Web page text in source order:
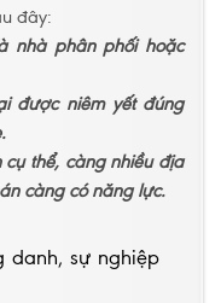
đây:
nhà phân phối hoặc
được niêm yết đúng
thể, càng nhiều địa
càng có năng lực.
danh, sự nghiệp